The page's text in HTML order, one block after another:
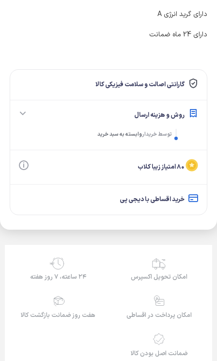
دارای گرید انرژی A
دارای 24 ماه ضمانت
گارانتی اصالت و سلامت فیزیکی کالا
روش و هزینه ارسال
توسط خریداروابسته به سبد خرید
۸۰ امتیاز زیبا کلاب
خرید اقساطی با دیجی پی
امکان تحویل اکسپرس
24/7
۲۴ ساعته، ۷ روز هفته
امکان پرداخت در اقساطی هفت روز ضمانت بازگشت کالا
ضمانت اصل بودن کالا